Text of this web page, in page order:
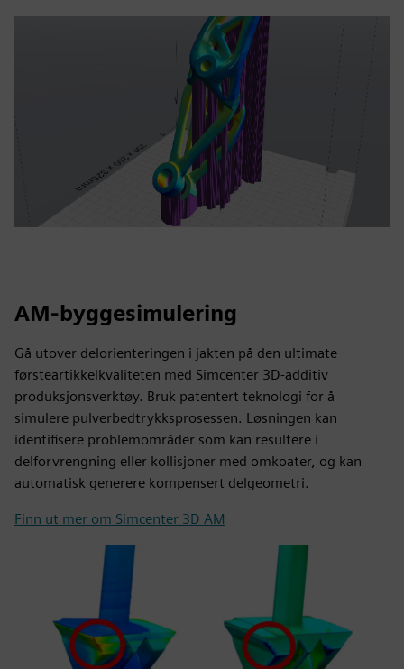
AM-byggesimulering
Gå utover delorienteringen i jakten på den ultimate
førsteartikkelkvaliteten med Simcenter 3D-additiv
produksjonsverktøy. Bruk patentert teknologi for å
simulere pulverbedtrykksprosessen. Løsningen kan
identifisere problemområder som kan resultere i
delforvrengning eller kollisjoner med omkoater, og kan
automatisk generere kompensert delgeometri.
Finn ut mer om Simcenter 3D AM